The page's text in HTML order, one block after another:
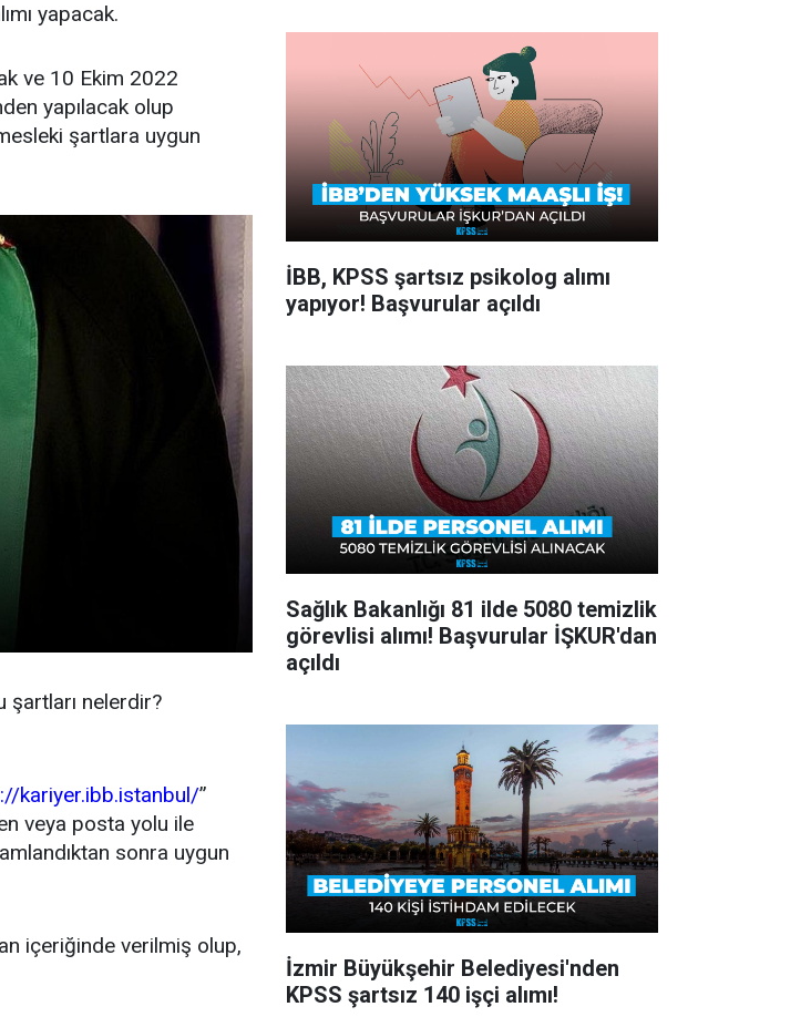
yapacak.
ve 10 Ekim 2022
yapılacak olup
şartlara uygun
şartları nelerdir?
kariyer.ibb.istanbul/”
veya posta yolu ile
sonra uygun
içeriğinde verilmiş olup,
İBB, KPSS şartsız psikolog alımı
yapıyor! Başvurular açıldı
Sağlık Bakanlığı 81 ilde 5080 temizlik
görevlisi alımı! Başvurular İŞKUR'dan
açıldı
İzmir Büyükşehir Belediyesi'nden
KPSS şartsız 140 işçi alımı!